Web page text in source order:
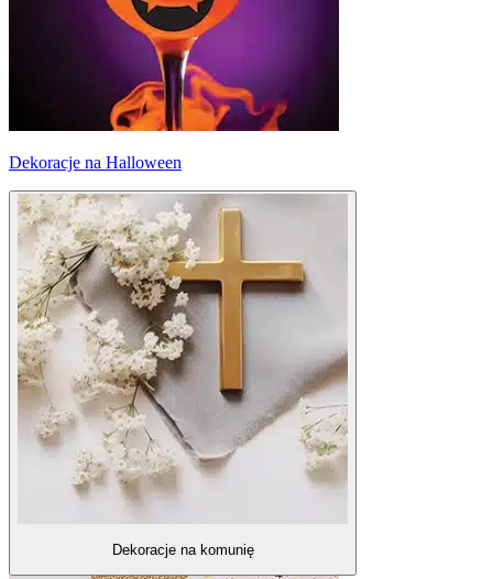
Dekoracje na Halloween
Dekoracje na komunię